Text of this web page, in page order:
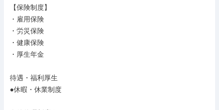
【保険制度】
・雇用保険
・労災保険
・健康保険
・厚生年金
待遇・福利厚生
●休暇・休業制度